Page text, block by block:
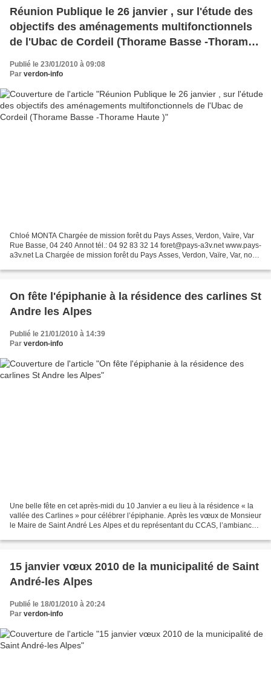
Réunion Publique le 26 janvier , sur l'étude des
objectifs des aménagements multifonctionnels
de l'Ubac de Cordeil (Thorame Basse -Thorame
Publié le 23/01/2010 à 09:08
Par verdon-info
Chloé MONTA Chargée de mission forêt du Pays Asses, Verdon, Vaïre, Var
Rue Basse, 04 240 Annot tél.: 04 92 83 32 14 foret@pays-a3v.net www.pays-
a3v.net La Chargée de mission forêt du Pays Asses, Verdon, Vaïre, Var, nous
On fête l'épiphanie à la résidence des carlines St
Andre les Alpes
Publié le 21/01/2010 à 14:39
Par verdon-info
Une belle fête en cet après-midi du 10 Janvier a eu lieu à la résidence « la
vallée des Carlines » pour célébrer l’épiphanie. Après les vœux de Monsieur
le Maire de Saint André Les Alpes et du représentant du CCAS, l’ambiance
15 janvier vœux 2010 de la municipalité de Saint
André-les Alpes
Publié le 18/01/2010 à 20:24
Par verdon-info